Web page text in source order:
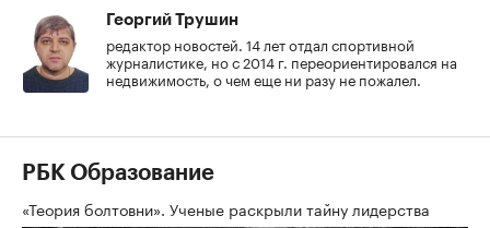
Георгий Трушин
редактор новостей. 14 лет отдал спортивной
журналистике, но с 2014 г. переориентировался на
недвижимость, о чем еще ни разу не пожалел.
РБК Образование
«Теория болтовни». Ученые раскрыли тайну лидерства